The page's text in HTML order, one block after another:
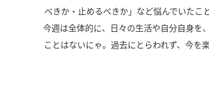
べきか・止めるべきか」など悩んでいた
今週は全体的に、日々の生活や自分自身を
ことはないにゃ。過去にとらわれず、今を